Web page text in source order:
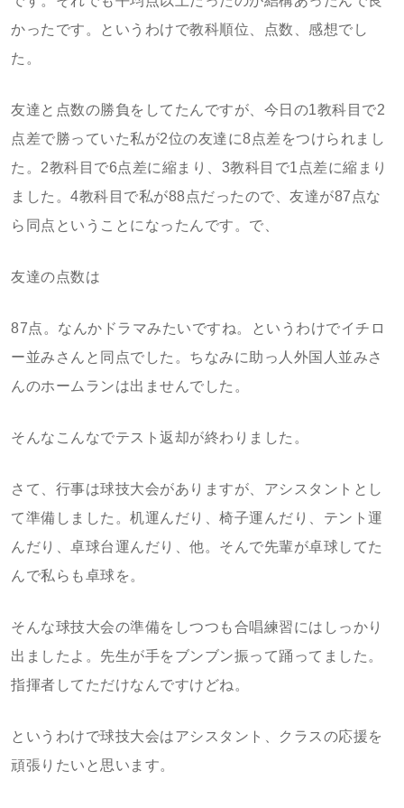
かったです。というわけで教科順位、点数、感想でし
た。
友達と点数の勝負をしてたんですが、今日の1教科目で2
点差で勝っていた私が2位の友達に8点差をつけられまし
た。2教科目で6点差に縮まり、3教科目で1点差に縮まり
ました。4教科目で私が88点だったので、友達が87点な
ら同点ということになったんです。で、
友達の点数は
87点。なんかドラマみたいですね。というわけでイチロ
ー並みさんと同点でした。ちなみに助っ人外国人並みさ
んのホームランは出ませんでした。
そんなこんなでテスト返却が終わりました。
さて、行事は球技大会がありますが、アシスタントとし
て準備しました。机運んだり、椅子運んだり、テント運
んだり、卓球台運んだり、他。そんで先輩が卓球してた
んで私らも卓球を。
そんな球技大会の準備をしつつも合唱練習にはしっかり
出ましたよ。先生が手をブンブン振って踊ってました。
指揮者してただけなんですけどね。
というわけで球技大会はアシスタント、クラスの応援を
頑張りたいと思います。